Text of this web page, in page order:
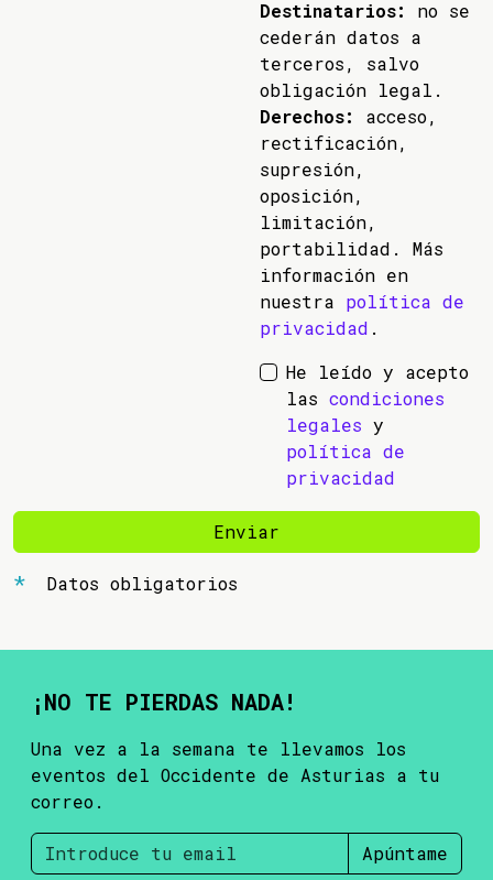
Destinatarios:
no se
cederán datos a
terceros, salvo
obligación legal.
Derechos:
acceso,
rectificación,
supresión,
oposición,
limitación,
portabilidad. Más
información en
nuestra política de
privacidad .
He leído y acepto
las condiciones
legales y
política de
privacidad
Enviar
Datos obligatorios
¡NO TE PIERDAS NADA!
Una vez a la semana te llevamos los
eventos del Occidente de Asturias a tu
correo.
Apúntame